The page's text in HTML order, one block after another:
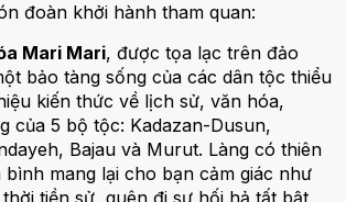
đoàn khởi hành tham quan:
Mari Mari, được tọa lạc trên đảo
bảo tàng sống của các dân tộc thiểu
kiến thức về lịch sử, văn hóa,
của 5 bộ tộc: Kadazan-Dusun,
Bajau và Murut. Làng có thiên
bình mang lại cho bạn cảm giác như